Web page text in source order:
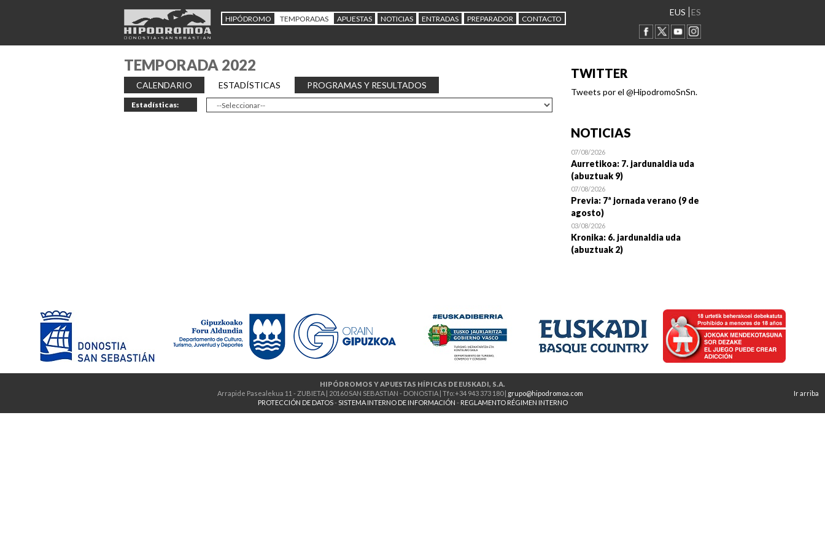
HIPÓDROMO TEMPORADAS APUESTAS NOTICIAS ENTRADAS PREPARADOR CONTACTO
EUS ES
TEMPORADA 2022
CALENDARIO ESTADÍSTICAS PROGRAMAS Y RESULTADOS
Estadísticas:
TWITTER
Tweets por el @HipodromoSnSn.
NOTICIAS
07/08/2026
Aurretikoa: 7. jardunaldia uda
(abuztuak 9)
07/08/2026
Previa: 7ª jornada verano (9 de
agosto)
03/08/2026
Kronika: 6. jardunaldia uda
(abuztuak 2)
HIPÓDROMOS Y APUESTAS HÍPICAS DE EUSKADI, S.A.
Ir arriba
Arrapide Pasealekua 11 - ZUBIETA | 20160 SAN SEBASTIAN - DONOSTIA | Tfo:+34 943 373 180 | grupo@hipodromoa.com
PROTECCIÓN DE DATOS-SISTEMA INTERNO DE INFORMACIÓN - REGLAMENTO RÉGIMEN INTERNO